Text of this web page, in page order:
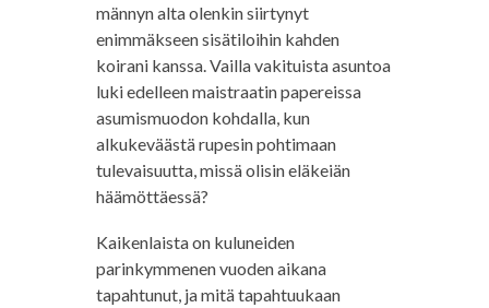
männyn alta olenkin siirtynyt
enimmäkseen sisätiloihin kahden
koirani kanssa. Vailla vakituista asuntoa
luki edelleen maistraatin papereissa
asumismuodon kohdalla, kun
alkukeväästä rupesin pohtimaan
tulevaisuutta, missä olisin eläkeiän
häämöttäessä?
Kaikenlaista on kuluneiden
parinkymmenen vuoden aikana
tapahtunut, ja mitä tapahtuukaan